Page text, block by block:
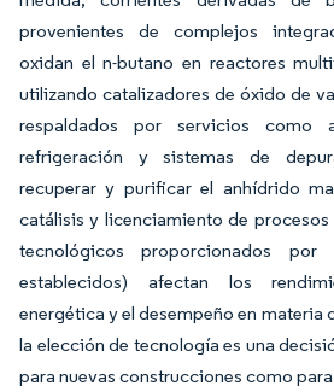
provenientes de complejos
oxidan el n-butano en reactores
utilizando catalizadores de óxido de
respaldados por servicios como
refrigeración y sistemas de
recuperar y purificar el anhídrido
catálisis y licenciamiento de
tecnológicos proporcionados por
establecidos) afectan los
energética y el desempeño en materia
la elección de tecnología es una
para nuevas construcciones como